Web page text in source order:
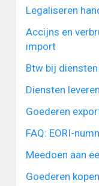
Legaliseren
Accijns en
import
Btw bij
Diensten
Goederen
FAQ: EORI-
Meedoen aan
Goederen